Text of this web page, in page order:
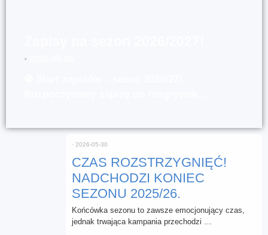
⋅
CZAS ROZSTRZYGNIĘĆ!
NADCHODZI KONIEC
SEZONU 2025/26.
⋅ 2026-05-30
Końcówka sezonu to zawsze emocjonujący czas,
jednak trwająca kampania przechodzi …